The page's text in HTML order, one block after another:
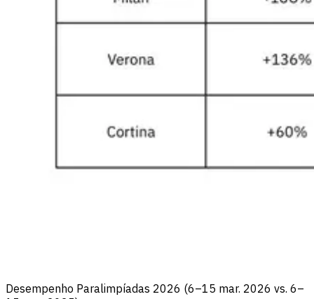
Desempenho Paralimpíadas 2026 (6–15 mar. 2026 vs. 6–